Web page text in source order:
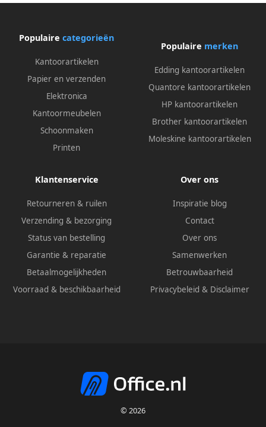
Populaire categorieën
Kantoorartikelen
Papier en verzenden
Elektronica
Kantoormeubelen
Schoonmaken
Printen
Populaire merken
Edding kantoorartikelen
Quantore kantoorartikelen
HP kantoorartikelen
Brother kantoorartikelen
Moleskine kantoorartikelen
Klantenservice
Retourneren & ruilen
Verzending & bezorging
Status van bestelling
Garantie & reparatie
Betaalmogelijkheden
Voorraad & beschikbaarheid
Over ons
Inspiratie blog
Contact
Over ons
Samenwerken
Betrouwbaarheid
Privacybeleid & Disclaimer
© 2026